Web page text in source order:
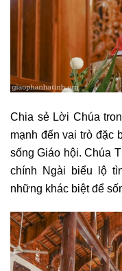
Chia sẻ Lời Chúa
mạnh đến vai trò đặc
sống Giáo hội. Chúa
chính Ngài biểu lộ
những khác biệt để